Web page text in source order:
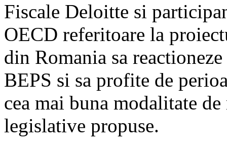
Fiscale Deloitte si
OECD referitoare la
din Romania sa
BEPS si sa profite de
cea mai buna modalitate
legislative propuse.